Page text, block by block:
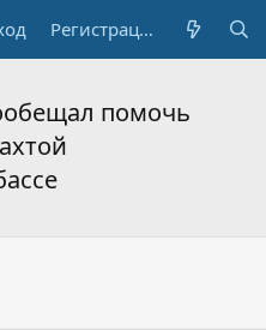
Регистрация
помочь